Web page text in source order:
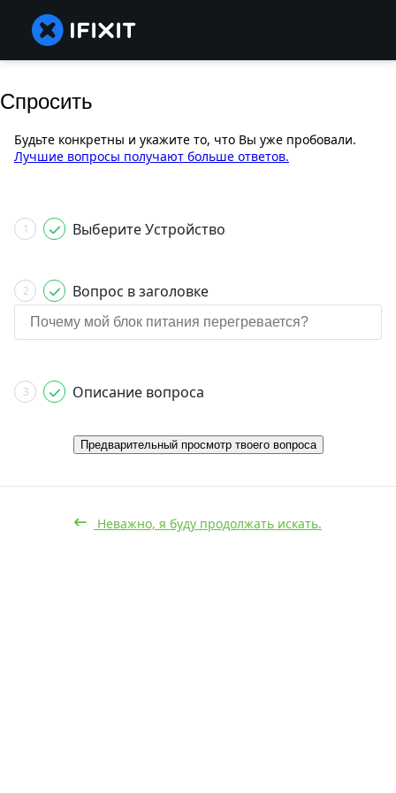
Спросить
Будьте конкретны и укажите то, что Вы уже пробовали.
Лучшие вопросы получают больше ответов.
1 Выберите Устройство
2 Вопрос в заголовке
3 Описание вопроса
Предварительный просмотр твоего вопроса
Неважно, я буду продолжать искать.